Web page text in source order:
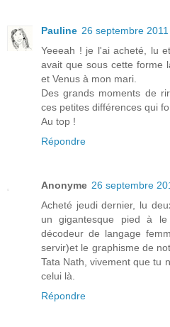
Pauline 26 septembre
Yeeeah ! je l'ai acheté, lu
avait que sous cette forme
et Venus à mon mari.
Des grands moments de
ces petites différences qui
Au top !
Répondre
Anonyme 26 septembre
Acheté jeudi dernier, lu
un gigantesque pied à
décodeur de langage
servir)et le graphisme de
Tata Nath, vivement que tu
celui là.
Répondre